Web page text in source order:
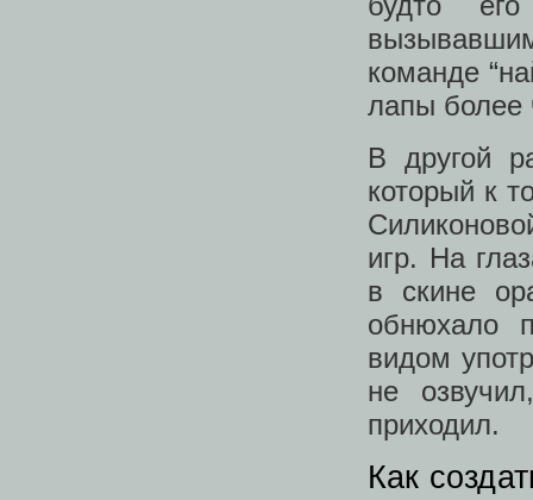
команде
лапы более
В другой
который к
игр. На
в скине
обнюхало
видом
не
приходил.
Как